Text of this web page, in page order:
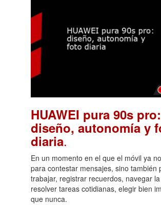
HUAWEI pura 90s pro:
diseño, autonomía y
diaria.
En un momento en el que el móvil ya
para contestar mensajes, sino también
trabajar, registrar recuerdos, navegar
resolver tareas cotidianas, elegir bien
que nunca.